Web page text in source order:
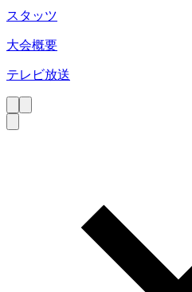
スタッツ
大会概要
テレビ放送